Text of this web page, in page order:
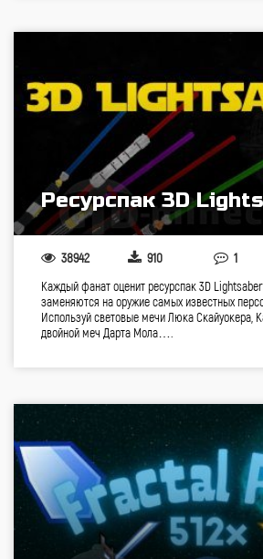
Ресурспак 3D
38942 910 1
Каждый фанат оценит ресурспак 3D
заменяются на оружие самых известных
Используй световые мечи Люка Скайуокера,
двойной меч Дарта Мола….